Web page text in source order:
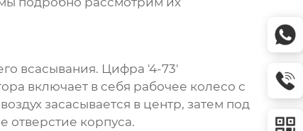
всасывания. Цифра '4-73'
включает в себя рабочее колесо с
засасывается в центр, затем под
отверстие корпуса.